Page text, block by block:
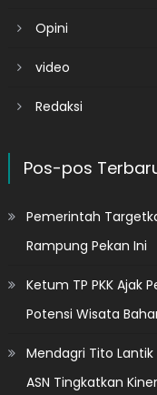
Opini
video
Redaksi
Pos-pos
Pemerintah
Rampung Pekan Ini
Ketum TP PKK Ajak
Potensi Wisata
Mendagri Tito
ASN Tingkatkan